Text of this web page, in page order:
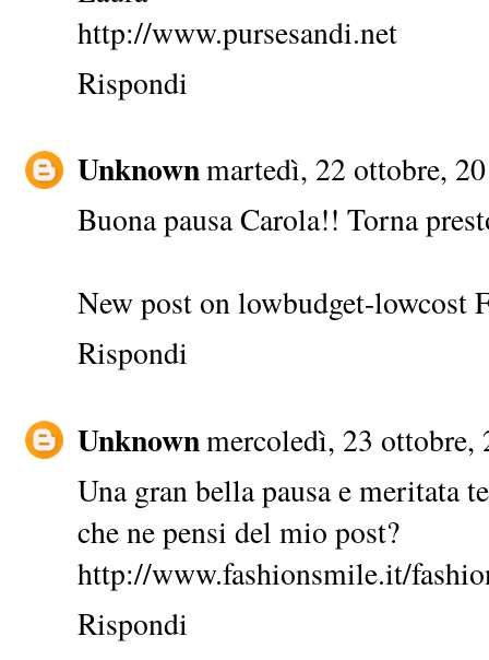
http://www.pursesandi.net
Rispondi
Unknownmartedì, 22 ottobre,
Buona pausa Carola!! Torna
New post onlowbudget-lowcost
Rispondi
Unknownmercoledì, 23 ottobre,
Una gran bella pausa e meritata
che ne pensi del mio post?
http://www.fashionsmile.it/
Rispondi